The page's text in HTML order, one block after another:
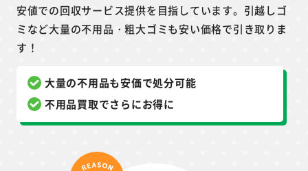
安値での回収サービス提供を目指しています。引越しゴ
ミなど大量の不用品・粗大ゴミも安い価格で引き取りま
す！
大量の不用品も安価で処分可能
不用品買取でさらにお得に